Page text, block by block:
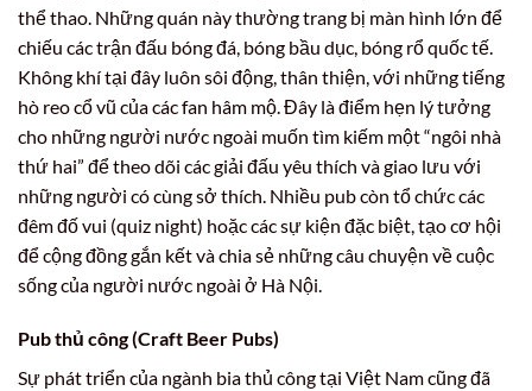
thể thao. Những quán này thường trang bị màn hình lớn để
chiếu các trận đấu bóng đá, bóng bầu dục, bóng rổ quốc tế.
Không khí tại đây luôn sôi động, thân thiện, với những tiếng
hò reo cổ vũ của các fan hâm mộ. Đây là điểm hẹn lý tưởng
cho những người nước ngoài muốn tìm kiếm một “ngôi nhà
thứ hai” để theo dõi các giải đấu yêu thích và giao lưu với
những người có cùng sở thích. Nhiều pub còn tổ chức các
đêm đố vui (quiz night) hoặc các sự kiện đặc biệt, tạo cơ hội
để cộng đồng gắn kết và chia sẻ những câu chuyện về cuộc
sống của người nước ngoài ở Hà Nội.
Pub thủ công (Craft Beer Pubs)
Sự phát triển của ngành bia thủ công tại Việt Nam cũng đã